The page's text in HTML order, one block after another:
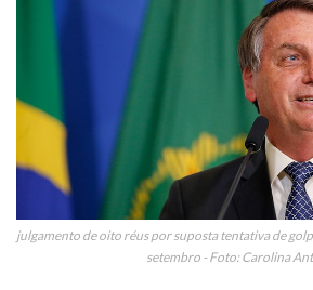
julgamento de oito réus por suposta tentativa de
setembro - Foto: Carolina